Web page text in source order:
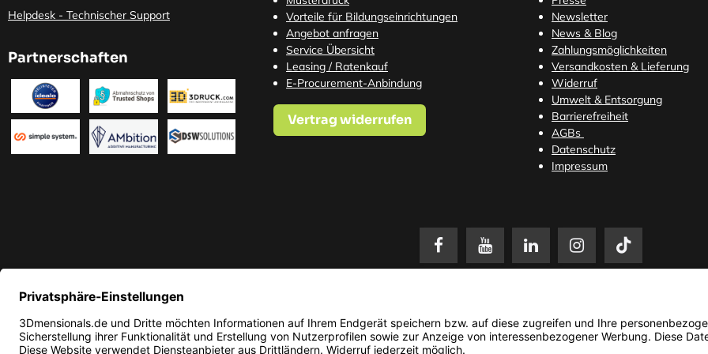
Helpdesk - Technischer Support
Partnerschaften
Vorteile für Bildungseinrichtungen
Angebot anfragen
Service Übersicht
Leasing / Ratenkauf
E-Procurement-Anbindung
Vertrag widerrufen
Newsletter
News & Blog
Zahlungsmöglichkeiten
Versandkosten & Lieferung
Widerruf
Umwelt & Entsorgung
Barrierefreiheit
AGBs
Datenschutz
Impressum